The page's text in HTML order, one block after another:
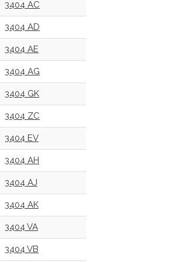
3404 AC
3404 AD
3404 AE
3404 AG
3404 GK
3404 ZC
3404 EV
3404 AH
3404 AJ
3404 AK
3404 VA
3404 VB